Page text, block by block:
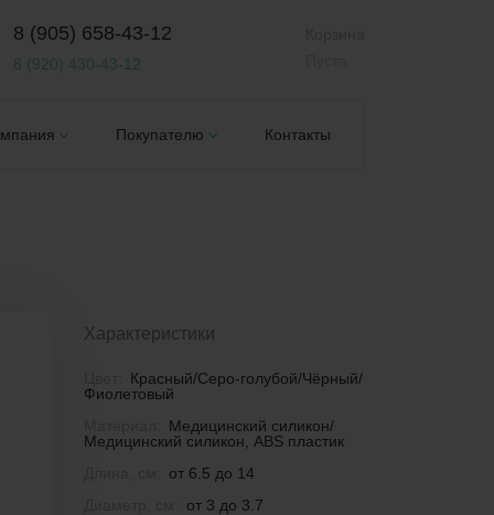
8 (905) 658-43-12
8 (920) 430-43-12
Покупателю Контакты
Характеристики
Красный/Серо-голубой/Чёрный/
Фиолетовый
Медицинский силикон/
Медицинский силикон, ABS пластик
от 6.5 до 14
от 3 до 3.7